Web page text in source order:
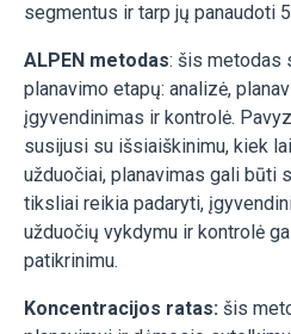
segmentus ir tarp jų panaudoti
ALPEN metodas: šis metodas
planavimo etapų: analizė,
įgyvendinimas ir kontrolė.
susijusi su išsiaiškinimu, kiek
užduočiai, planavimas gali būti
tiksliai reikia padaryti,
užduočių vykdymu ir kontrolė
patikrinimu.
Koncentracijos ratas: šis